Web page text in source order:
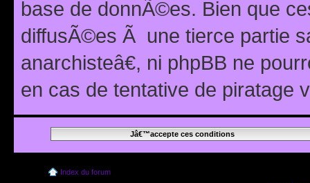
base de donnÃ©es. Bien que
diffusÃ©es Ã une tierce partie
anarchisteâ€, ni phpBB ne
en cas de tentative de piratage
Index du forum